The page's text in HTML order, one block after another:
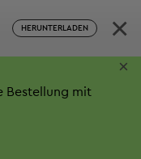
HERUNTERLADEN ×
Bestellung mit
×